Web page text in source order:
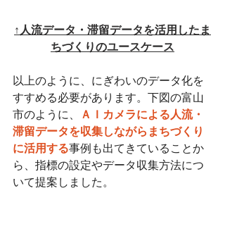
↑人流データ・滞留データを活用したま
ちづくりのユースケース
以上のように、にぎわいのデータ化を
すすめる必要があります。下図の富山
市のように、
ＡＩカメラによる人流・
滞留データを収集しながらまちづくり
に活用する事例も出てきていることか
ら、指標の設定やデータ収集方法につ
いて提案しました。